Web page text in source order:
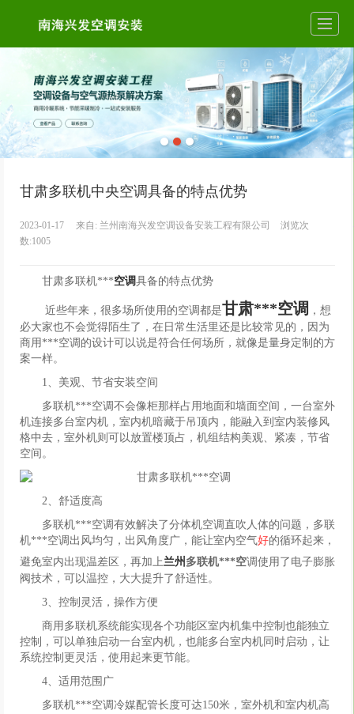
甘肃多联机中央空调具备的特点优势
2023-01-17 来自: 兰州南海兴发空调设备安装工程有限公司
浏览次
数:1005
甘肃多联机***空调具备的特点优势
近些年来，很多场所使用的空调都是甘肃***空调 ，想
必大家也不会觉得陌生了，在日常生活里还是比较常见的，因为
商用***空调的设计可以说是符合任何场所，就像是量身定制的方
案一样。
1、美观、节省安装空间
多联机***空调不会像柜那样占用地面和墙面空间，一台室外
机连接多台室内机，室内机暗藏于吊顶内，能融入到室内装修风
格中去，室外机则可以放置楼顶占，机组结构美观、紧凑，节省
空间。
2、舒适度高
多联机***空调有效解决了分体机空调直吹人体的问题，多联
机***空调出风均匀，出风角度广，能让室内空气好的循环起来，
避免室内出现温差区，再加上兰州 多联机***空调使用了电子膨胀
阀技术，可以温控，大大提升了舒适性。
3、控制灵活，操作方便
商用多联机系统能实现各个功能区室内机集中控制也能独立
控制，可以单独启动一台室内机，也能多台室内机同时启动，让
系统控制更灵活，使用起来更节能。
4、适用范围广
多联机***空调冷媒配管长度可达150米，室外机和室内机高